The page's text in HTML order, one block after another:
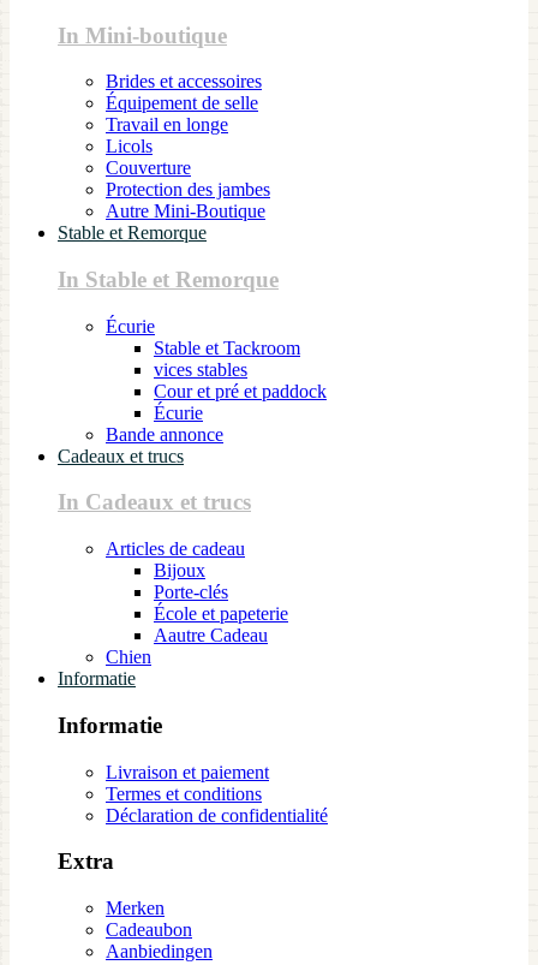
In Mini-boutique
Brides et accessoires
Équipement de selle
Travail en longe
Licols
Couverture
Protection des jambes
Autre Mini-Boutique
Stable et Remorque
In Stable et Remorque
Écurie
Stable et Tackroom
vices stables
Cour et pré et paddock
Écurie
Bande annonce
Cadeaux et trucs
In Cadeaux et trucs
Articles de cadeau
Bijoux
Porte-clés
École et papeterie
Aautre Cadeau
Chien
Informatie
Informatie
Livraison et paiement
Termes et conditions
Déclaration de confidentialité
Extra
Merken
Cadeaubon
Aanbiedingen